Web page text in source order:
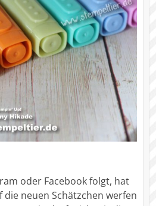
oder Facebook folgt, hat
die neuen Schätzchen werfen